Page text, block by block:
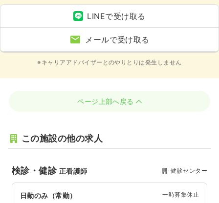
LINEで受け取る
メールで受け取る
※キャリアアドバイザーとのやりとりは発生しません
ページ上部へ戻る
この施設の他の求人
検診・健診 正看護師 健診センター
日勤のみ（常勤） 一時募集休止